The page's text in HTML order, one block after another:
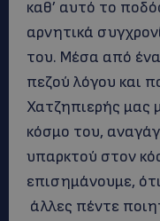
καθ’ αυτό το
αρνητικά
του. Μέσα από
πεζού λόγου και
Χατζηπιερής μας
κόσμο του,
υπαρκτού στον
επισημάνουμε,
άλλες πέντε